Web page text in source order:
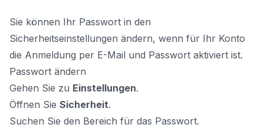
Sie können Ihr Passwort in den
Sicherheitseinstellungen ändern, wenn für Ihr Konto
die Anmeldung per E-Mail und Passwort aktiviert ist.
Passwort ändern
Gehen Sie zu Einstellungen.
Öffnen Sie Sicherheit.
Suchen Sie den Bereich für das Passwort.